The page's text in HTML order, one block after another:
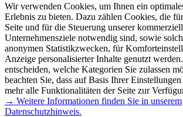
Wir verwenden Cookies, um Ihnen ein
Erlebnis zu bieten. Dazu zählen Cookies, die
Seite und für die Steuerung unserer
Unternehmensziele notwendig sind, sowie
anonymen Statistikzwecken, für
Anzeige personalisierter Inhalte genutzt
entscheiden, welche Kategorien Sie zulassen
beachten Sie, dass auf Basis Ihrer
mehr alle Funktionalitäten der Seite zur
→ Weitere Informationen finden Sie in unserem
Datenschutzhinweis.